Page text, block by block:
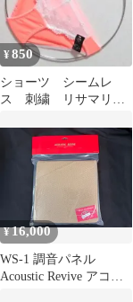
¥850
ショーツ シームレ
ス 刺繍 リサマリ
プ ラヴィスティ 美
¥16,000
WS-1 調音パネル
Acoustic Revive アコー